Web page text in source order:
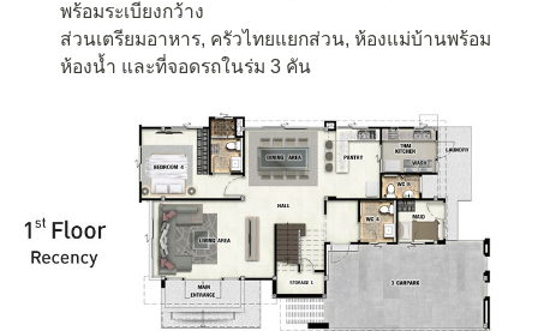
พร้อมระเบียงกว้าง
ส่วนเตรียมอาหาร, ครัวไทยแยกส่วน, ห้องแม่บ้านพร้อม
ห้องน้ำ และที่จอดรถในร่ม 3 คัน